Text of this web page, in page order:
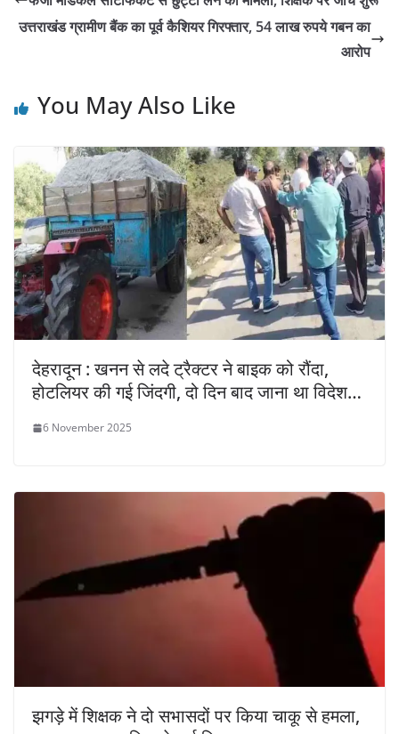
उत्तराखंड ग्रामीण बैंक का पूर्व कैशियर गिरफ्तार, 54 लाख रुपये गबन का
आरोप
You May Also Like
देहरादून : खनन से लदे ट्रैक्टर ने बाइक को रौंदा,
होटलियर की गई जिंदगी, दो दिन बाद जाना था विदेश…
6 November 2025
झगड़े में शिक्षक ने दो सभासदों पर किया चाकू से हमला,